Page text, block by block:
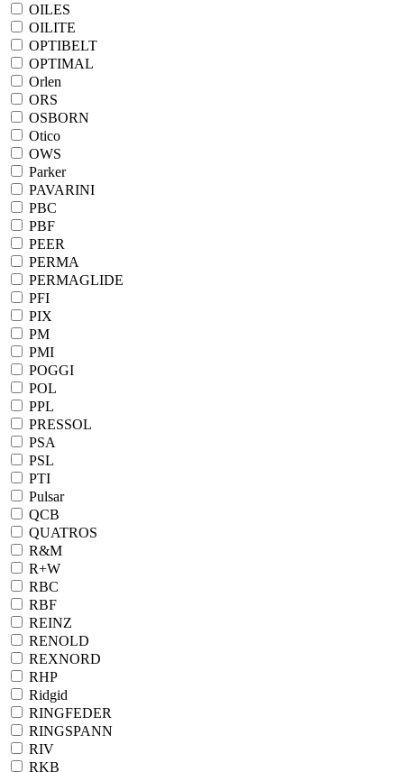
OILES
OILITE
OPTIBELT
OPTIMAL
Orlen
ORS
OSBORN
Otico
OWS
Parker
PAVARINI
PBC
PBF
PEER
PERMA
PERMAGLIDE
PFI
PIX
PM
PMI
POGGI
POL
PPL
PRESSOL
PSA
PSL
PTI
Pulsar
QCB
QUATROS
R&M
R+W
RBC
RBF
REINZ
RENOLD
REXNORD
RHP
Ridgid
RINGFEDER
RINGSPANN
RIV
RKB